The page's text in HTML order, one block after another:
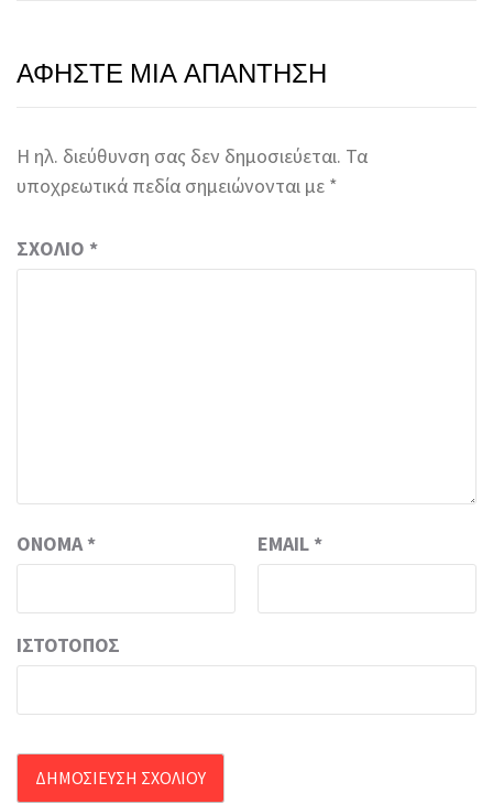
ΑΦΉΣΤΕ ΜΙΑ ΑΠΆΝΤΗΣΗ
Η ηλ. διεύθυνση σας δεν δημοσιεύεται. Τα
υποχρεωτικά πεδία σημειώνονται με *
ΣΧΌΛΙΟ *
ΌΝΟΜΑ* EMAIL *
ΙΣΤΌΤΟΠΟΣ